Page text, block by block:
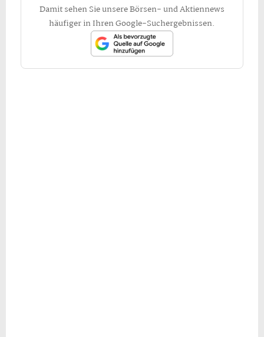
Damit sehen Sie unsere Börsen- und Aktiennews
häufiger in Ihren Google-Suchergebnissen.